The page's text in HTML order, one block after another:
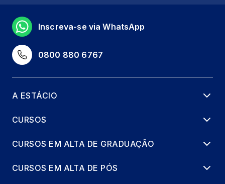
0800 880 6767
Inscreva-se via WhatsApp
A ESTÁCIO
CURSOS
CURSOS EM ALTA DE GRADUAÇÃO
CURSOS EM ALTA DE PÓS